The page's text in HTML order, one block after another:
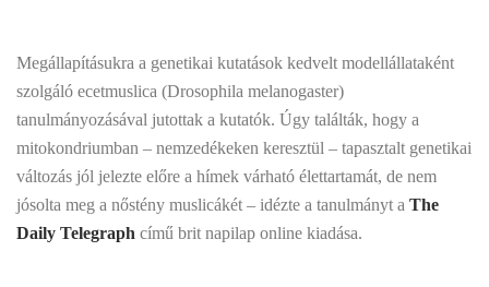
Megállapításukra a genetikai kutatások kedvelt modellállataként
szolgáló ecetmuslica (Drosophila melanogaster)
tanulmányozásával jutottak a kutatók. Úgy találták, hogy a
mitokondriumban – nemzedékeken keresztül – tapasztalt genetikai
változás jól jelezte előre a hímek várható élettartamát, de nem
jósolta meg a nőstény muslicákét – idézte a tanulmányt a The
Daily Telegraph című brit napilap online kiadása.